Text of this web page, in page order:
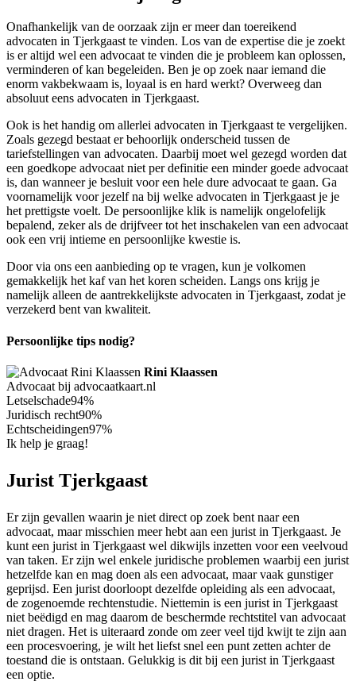
Onafhankelijk van de oorzaak zijn er meer dan toereikend
advocaten in Tjerkgaast te vinden. Los van de expertise die je zoekt
is er altijd wel een advocaat te vinden die je probleem kan oplossen,
verminderen of kan begeleiden. Ben je op zoek naar iemand die
enorm vakbekwaam is, loyaal is en hard werkt? Overweeg dan
absoluut eens advocaten in Tjerkgaast.
Ook is het handig om allerlei advocaten in Tjerkgaast te vergelijken.
Zoals gezegd bestaat er behoorlijk onderscheid tussen de
tariefstellingen van advocaten. Daarbij moet wel gezegd worden dat
een goedkope advocaat niet per definitie een minder goede advocaat
is, dan wanneer je besluit voor een hele dure advocaat te gaan. Ga
voornamelijk voor jezelf na bij welke advocaten in Tjerkgaast je je
het prettigste voelt. De persoonlijke klik is namelijk ongelofelijk
bepalend, zeker als de drijfveer tot het inschakelen van een advocaat
ook een vrij intieme en persoonlijke kwestie is.
Door via ons een aanbieding op te vragen, kun je volkomen
gemakkelijk het kaf van het koren scheiden. Langs ons krijg je
namelijk alleen de aantrekkelijkste advocaten in Tjerkgaast, zodat je
verzekerd bent van kwaliteit.
Persoonlijke tips nodig?
Rini Klaassen
Advocaat bij advocaatkaart.nl
Letselschade94%
Juridisch recht90%
Echtscheidingen97%
Ik help je graag!
Jurist Tjerkgaast
Er zijn gevallen waarin je niet direct op zoek bent naar een
advocaat, maar misschien meer hebt aan een jurist in Tjerkgaast. Je
kunt een jurist in Tjerkgaast wel dikwijls inzetten voor een veelvoud
van taken. Er zijn wel enkele juridische problemen waarbij een jurist
hetzelfde kan en mag doen als een advocaat, maar vaak gunstiger
geprijsd. Een jurist doorloopt dezelfde opleiding als een advocaat,
de zogenoemde rechtenstudie. Niettemin is een jurist in Tjerkgaast
niet beëdigd en mag daarom de beschermde rechtstitel van advocaat
niet dragen. Het is uiteraard zonde om zeer veel tijd kwijt te zijn aan
een procesvoering, je wilt het liefst snel een punt zetten achter de
toestand die is ontstaan. Gelukkig is dit bij een jurist in Tjerkgaast
een optie.